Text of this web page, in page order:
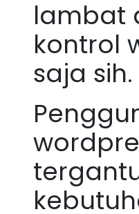
lambat
kontrol
saja sih.